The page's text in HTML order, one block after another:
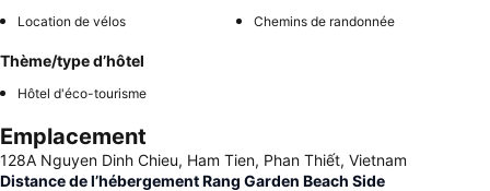
Location de vélos Chemins de randonnée
Thème/type d’hôtel
Hôtel d'éco-tourisme
Emplacement
128A Nguyen Dinh Chieu, Ham Tien, Phan Thiết, Vietnam
Distance de l’hébergement Rang Garden Beach Side